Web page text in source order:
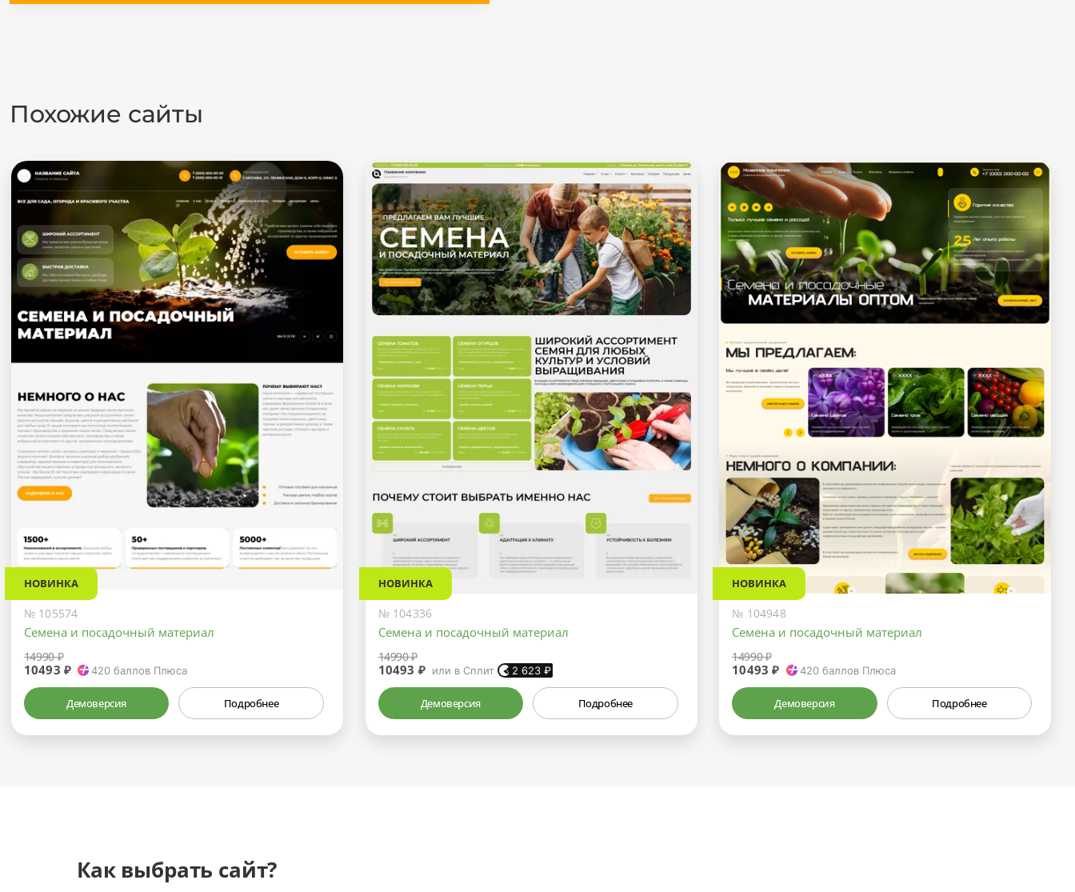
Похожие сайты
НОВИНКА
№ 105574
Семена и посадочный материал
14990 ₽
10493 ₽ 420 баллов Плюса
Демоверсия Подробнее
НОВИНКА
№ 104336
Семена и посадочный материал
14990 ₽
10493 ₽ или в Сплит 2 623₽
Демоверсия Подробнее
НОВИНКА
№ 104948
Семена и посадочный материал
14990 ₽
10493 ₽ 420баллов Плюса
Демоверсия Подробнее
Как выбрать сайт?